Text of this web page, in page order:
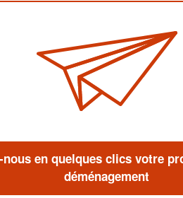
nous en quelques clics votre
déménagement